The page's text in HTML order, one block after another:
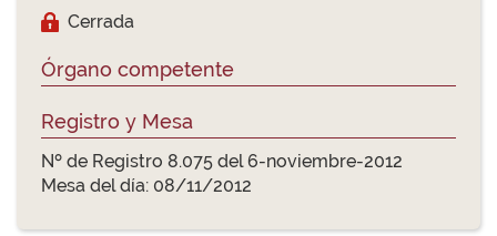
Cerrada
Órgano competente
Registro y Mesa
Nº de Registro 8.075 del 6-noviembre-2012
Mesa del día: 08/11/2012